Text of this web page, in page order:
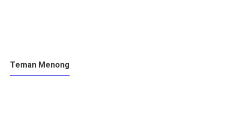
Teman Menong